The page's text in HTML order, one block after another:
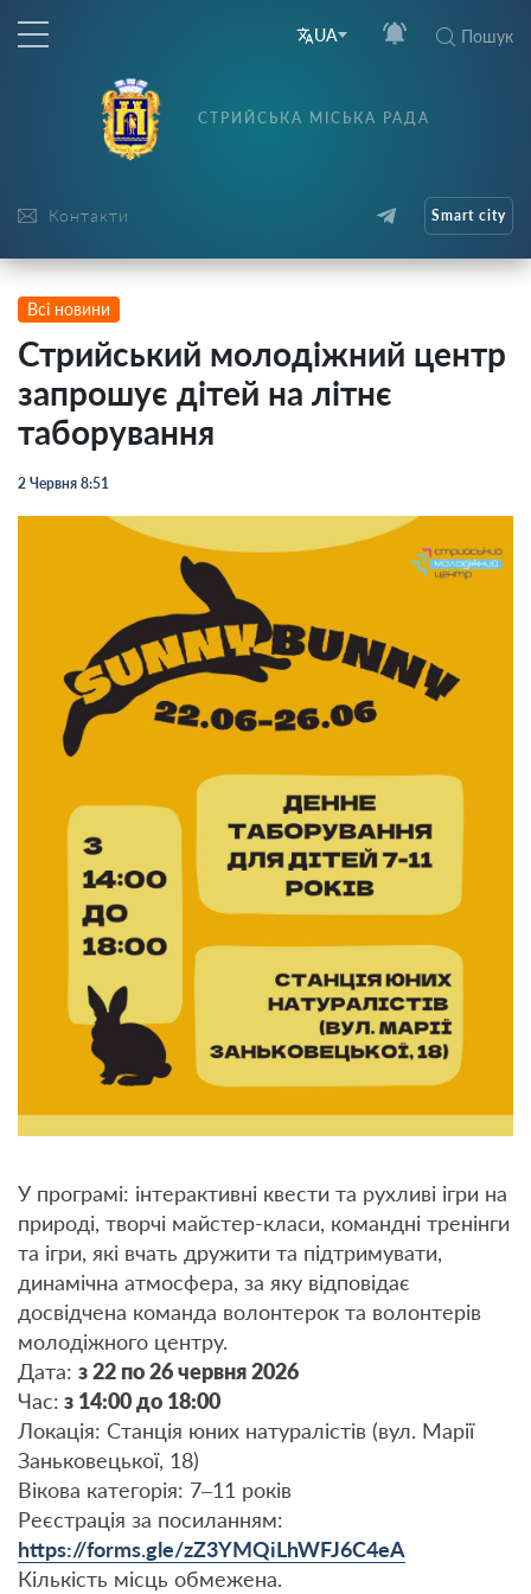
UA Пошук
Контакти
СТРИЙСЬКА МІСЬКА РАДА
Smart city
Всі новини
Стрийський молодіжний центр
запрошує дітей на літнє
таборування
2 Червня 8:51
У програмі: інтерактивні квести та рухливі ігри на
природі, творчі майстер-класи, командні тренінги
та ігри, які вчать дружити та підтримувати,
динамічна атмосфера, за яку відповідає
досвідчена команда волонтерок та волонтерів
молодіжного центру.
Дата: з 22 по 26 червня 2026
Час: з 14:00 до 18:00
Локація: Станція юних натуралістів (вул. Марії
Заньковецької, 18)
Вікова категорія: 7–11 років
Реєстрація за посиланням:
https://forms.gle/zZ3YMQiLhWFJ6C4eA
Кількість місць обмежена.